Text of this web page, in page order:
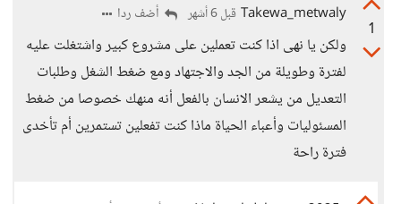
1
Takewa_metwaly قبل 6 أشهر أضف ردا
ولكن يا نهى اذا كنت تعملين على مشروع كبير واشتغلت عليه
لفترة وطويلة من الجد والاجتهاد ومع ضغط الشغل وطلبات
التعديل من يشعر الانسان بالفعل أنه منهك خصوصا من ضغط
المسئوليات وأعباء الحياة ماذا كنت تفعلين تستمرين أم تأخدى
فترة راحة